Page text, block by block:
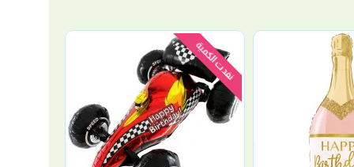
نفدت الكمية